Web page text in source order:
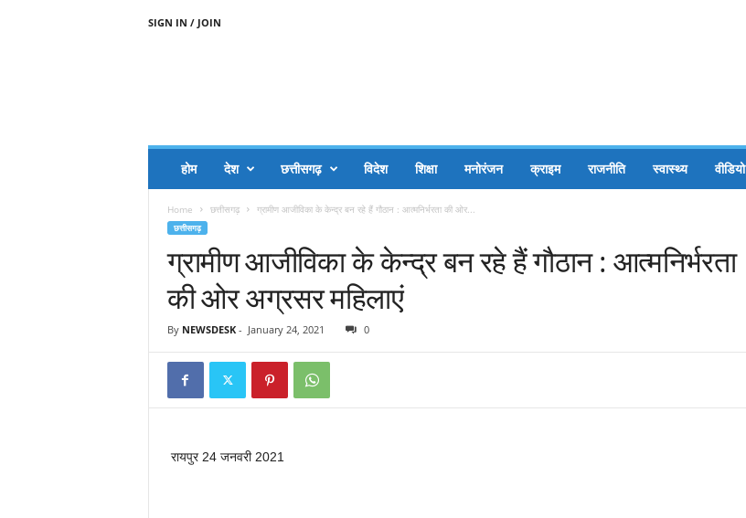
SIGN IN / JOIN
होम देश छत्तीसगढ़ विदेश शिक्षा मनोरंजन क्राइम राजनीति स्वास्थ्य वीडियो
Home छत्तीसगढ़ ग्रामीण आजीविका के केन्द्र बन रहे हैं गौठान : आत्मनिर्भरता की ओर...
छत्तीसगढ़
ग्रामीण आजीविका के केन्द्र बन रहे हैं गौठान : आत्मनिर्भरता
की ओर अग्रसर महिलाएं
By NEWSDESK- January 24, 2021 0
रायपुर 24 जनवरी 2021